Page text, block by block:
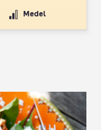
Medel